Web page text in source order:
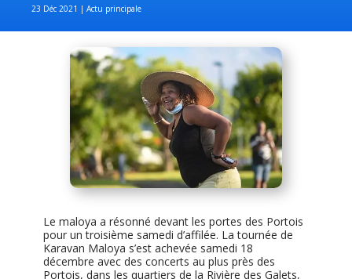
23 Déc 2021 Actu principale
Le maloya a résonné devant les portes des Portois
pour un troisième samedi d’affilée. La tournée de
Karavan Maloya s’est achevée samedi 18
décembre avec des concerts au plus près des
Portois, dans les quartiers de la Rivière des Galets,